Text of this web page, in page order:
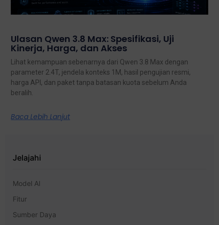
Ulasan Qwen 3.8 Max: Spesifikasi, Uji
Kinerja, Harga, dan Akses
Lihat kemampuan sebenarnya dari Qwen 3.8 Max dengan
parameter 2.4T, jendela konteks 1M, hasil pengujian resmi,
harga API, dan paket tanpa batasan kuota sebelum Anda
beralih.
Baca Lebih Lanjut
Jelajahi
Model AI
Fitur
Sumber Daya